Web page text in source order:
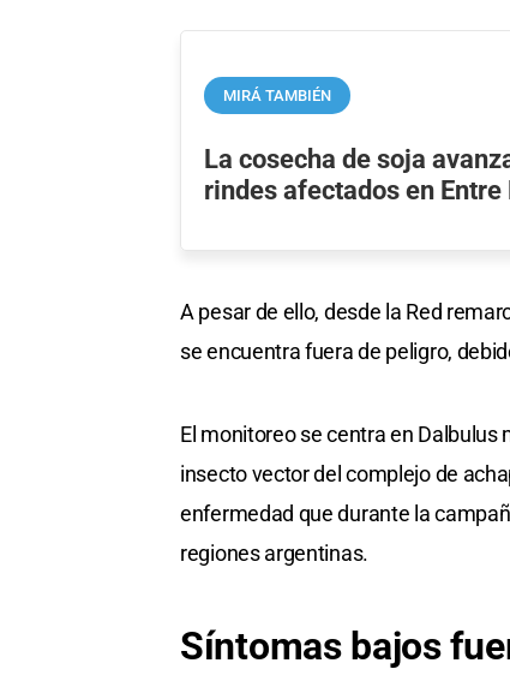
MIRÁ TAMBIÉN
La cosecha de soja
rindes afectados en Entre
A pesar de ello, desde la Red
se encuentra fuera de peligro,
El monitoreo se centra en
insecto vector del complejo de
enfermedad que durante la
regiones argentinas.
Síntomas bajos